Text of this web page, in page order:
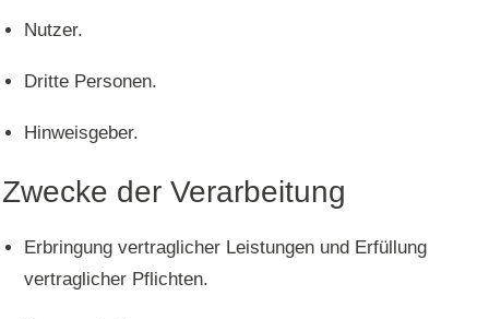
Nutzer.
Dritte Personen.
Hinweisgeber.
Zwecke der Verarbeitung
Erbringung vertraglicher Leistungen und Erfüllung
vertraglicher Pflichten.